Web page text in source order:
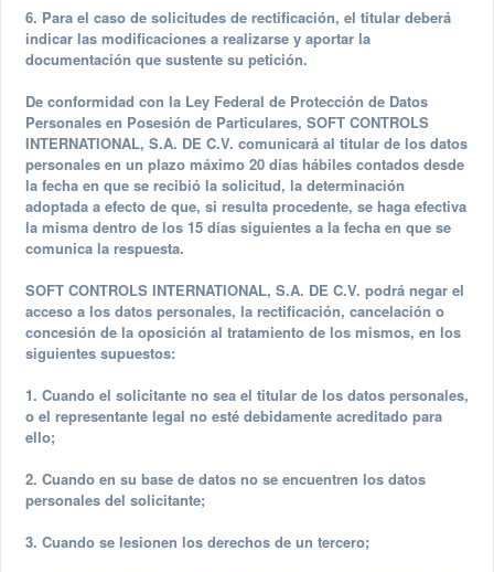
6. Para el caso de solicitudes de rectificación, el titular deberá
indicar las modificaciones a realizarse y aportar la
documentación que sustente su petición.
De conformidad con la Ley Federal de Protección de Datos
Personales en Posesión de Particulares, SOFT CONTROLS
INTERNATIONAL, S.A. DE C.V. comunicará al titular de los datos
personales en un plazo máximo 20 días hábiles contados desde
la fecha en que se recibió la solicitud, la determinación
adoptada a efecto de que, si resulta procedente, se haga efectiva
la misma dentro de los 15 días siguientes a la fecha en que se
comunica la respuesta.
SOFT CONTROLS INTERNATIONAL, S.A. DE C.V. podrá negar el
acceso a los datos personales, la rectificación, cancelación o
concesión de la oposición al tratamiento de los mismos, en los
siguientes supuestos:
1. Cuando el solicitante no sea el titular de los datos personales,
o el representante legal no esté debidamente acreditado para
ello;
2. Cuando en su base de datos no se encuentren los datos
personales del solicitante;
3. Cuando se lesionen los derechos de un tercero;